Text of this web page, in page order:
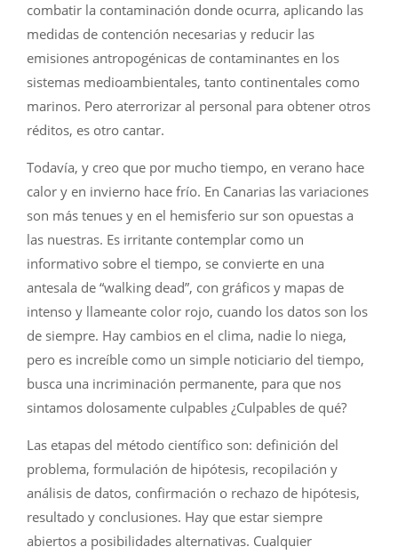
combatir la contaminación donde ocurra, aplicando las
medidas de contención necesarias y reducir las
emisiones antropogénicas de contaminantes en los
sistemas medioambientales, tanto continentales como
marinos. Pero aterrorizar al personal para obtener otros
réditos, es otro cantar.
Todavía, y creo que por mucho tiempo, en verano hace
calor y en invierno hace frío. En Canarias las variaciones
son más tenues y en el hemisferio sur son opuestas a
las nuestras. Es irritante contemplar como un
informativo sobre el tiempo, se convierte en una
antesala de “walking dead”, con gráficos y mapas de
intenso y llameante color rojo, cuando los datos son los
de siempre. Hay cambios en el clima, nadie lo niega,
pero es increíble como un simple noticiario del tiempo,
busca una incriminación permanente, para que nos
sintamos dolosamente culpables ¿Culpables de qué?
Las etapas del método científico son: definición del
problema, formulación de hipótesis, recopilación y
análisis de datos, confirmación o rechazo de hipótesis,
resultado y conclusiones. Hay que estar siempre
abiertos a posibilidades alternativas. Cualquier